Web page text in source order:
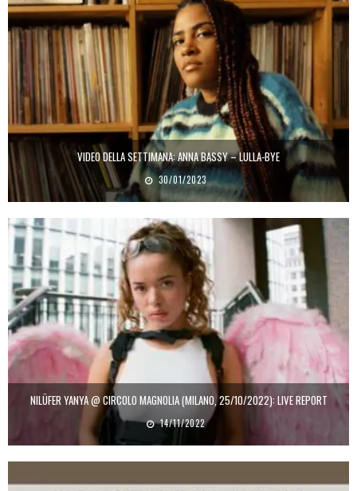
VIDEO DELLA SETTIMANA: ANNA BASSY – LULLA-BYE
30/01/2023
NILÜFER YANYA @ CIRCOLO MAGNOLIA (MILANO, 25/10/2022): LIVE REPORT
14/11/2022